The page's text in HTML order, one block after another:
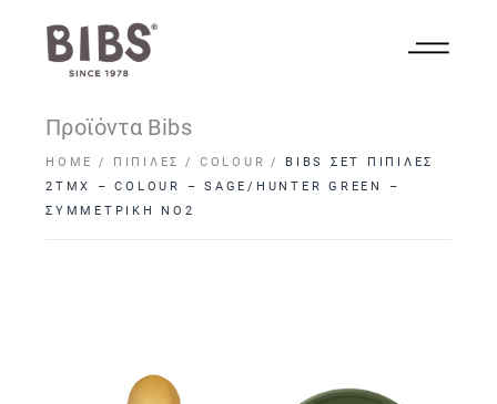
Προϊόντα Bibs
HOME ΠΙΠΊΛΕΣ COLOUR
BIBS ΣΕΤ ΠΙΠΙΛΕΣ
2ΤΜΧ – COLOUR – SAGE/HUNTER GREEN –
ΣΥΜΜΕΤΡΙΚΗ ΝΟ2